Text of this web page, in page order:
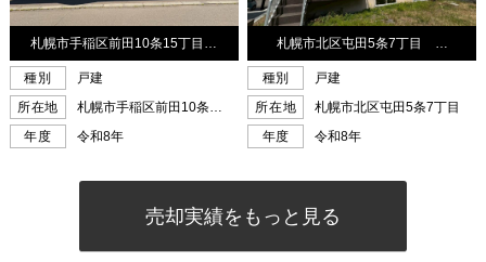
売却実績をもっと見る